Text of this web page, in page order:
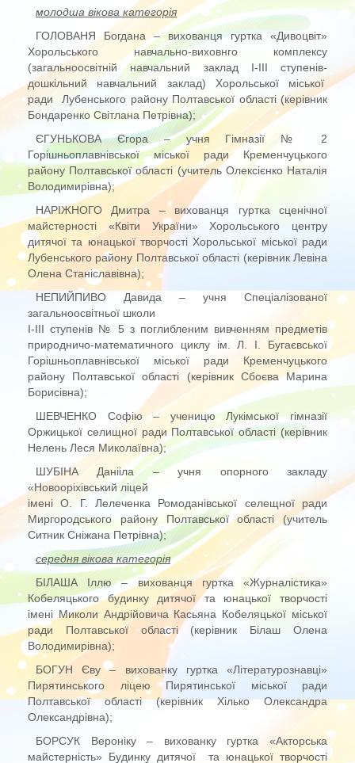
молодша вікова категорія
ГОЛОВАНЯ Богдана – вихованця гуртка «Дивоцвіт»
Хорольського навчально-виховнго комплексу
(загальноосвітній навчальний заклад І-ІІІ ступенів-
дошкільний навчальний заклад) Хорольської міської
ради Лубенського району Полтавської області (керівник
Бондаренко Світлана Петрівна);
ЄГУНЬКОВА Єгора – учня Гімназії № 2
Горішньоплавнівської міської ради Кременчуцького
району Полтавської області (учитель Олексієнко Наталія
Володимирівна);
НАРІЖНОГО Дмитра – вихованця гуртка сценічної
майстерності «Квіти України» Хорольського центру
дитячої та юнацької творчості Хорольської міської ради
Лубенського району Полтавської області (керівник Левіна
Олена Станіславівна);
НЕПИЙПИВО Давида – учня Спеціалізованої
загальноосвітньої школи
І-ІІІ ступенів № 5 з поглибленим вивченням предметів
природничо-математичного циклу ім. Л. І. Бугаєвської
Горішньоплавнівської міської ради Кременчуцького
району Полтавської області (керівник Сбоєва Марина
Борисівна);
ШЕВЧЕНКО Софію – ученицю Лукімської гімназії
Оржицької селищної ради Полтавської області (керівник
Нелень Леся Миколаївна);
ШУБІНА Данііла – учня опорного закладу
«Новооріхівський ліцей
імені О. Г. Лелеченка Ромоданівської селещної ради
Миргородського району Полтавської області (учитель
Ситник Сніжана Петрівна);
середня вікова категорія
БІЛАША Іллю – вихованця гуртка «Журналістика»
Кобеляцького будинку дитячої та юнацької творчості
імені Миколи Андрійовича Касьяна Кобеляцької міської
ради Полтавської області (керівник Білаш Олена
Володимирівна);
БОГУН Єву – вихованку гуртка «Літературознавці»
Пирятинського ліцею Пирятинської міської ради
Полтавської області (керівник Хілько Олександра
Олександрівна);
БОРСУК Вероніку – вихованку гуртка «Акторська
майстерність» Будинку дитячої та юнацької творчості